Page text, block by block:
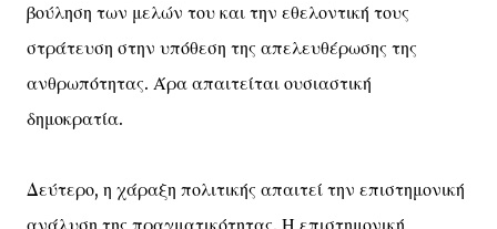
βούληση των μελών του και την εθελοντική τους
στράτευση στην υπόθεση της απελευθέρωσης της
ανθρωπότητας. Άρα απαιτείται ουσιαστική
δημοκρατία.
Δεύτερο, η χάραξη πολιτικής απαιτεί την επιστημονική
ανάλυση της πραγματικότητας. Η επιστημονική